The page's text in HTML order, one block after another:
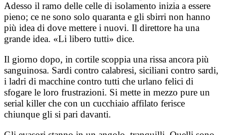
Adesso il ramo delle celle di isolamento inizia a essere
pieno; ce ne sono solo quaranta e gli sbirri non hanno
più idea di dove mettere i nuovi. Il direttore ha una
grande idea. «Li libero tutti» dice.
Il giorno dopo, in cortile scoppia una rissa ancora più
sanguinosa. Sardi contro calabresi, siciliani contro sardi,
i ladri di macchine contro tutti che urlano felici di
sfogare le loro frustrazioni. Si mette in mezzo pure un
serial killer che con un cucchiaio affilato ferisce
chiunque gli si pari davanti.